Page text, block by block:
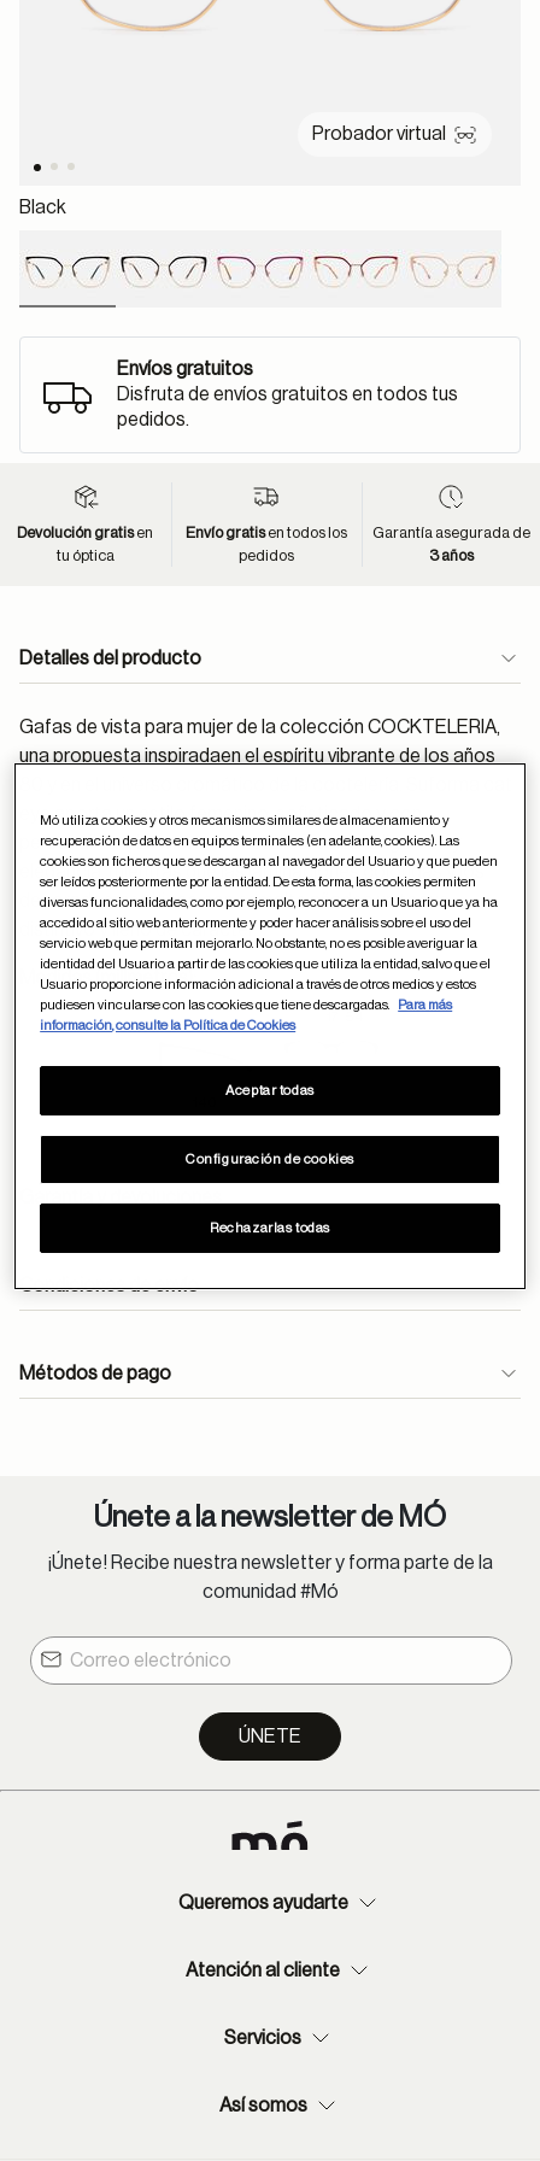
Probador virtual
Black
Envíos gratuitos
Disfruta de envíos gratuitos en todos tus
pedidos.
Devolución gratisen
tu óptica
Envío gratisen todos los
pedidos
Garantía asegurada de
3 años
Detalles del producto
Gafas de vista para mujer de la colección COCKTELERIA,
una propuesta inspiradaen el espíritu vibrante de los años
eye aporta un estilo femenino, sofisticado y con
personalidad. La montura metálicarealza la ligereza y
elegancia, mientras que las laminaciones coloridas y los
decoradosmetálicos con esmalte añaden un toque
distintivo y lleno de carácter.
Medidas (milímetros):
54
Condiciones de envío
En óptica, las lentes monofocales antirreflejantes se
Lima Metropolitana: 1-4 días hábiles.
Provincia: 2-8 días hábiles.
Lima Metropolitana: 1-9 días hábiles.
Provincia: 2-13 días hábiles.
Métodos de pago
Únete a la newsletter de MÓ
¡Únete! Recibe nuestra newsletter y forma parte de la
comunidad #Mó
ÚNETE
Queremos ayudarte
Atención al cliente
Servicios
Así somos
Mó utiliza cookies y otros mecanismos similares de almacenamiento y
recuperación de datos en equipos terminales (en adelante, cookies). Las
cookies son ficheros que se descargan al navegador del Usuario y que pueden
ser leídos posteriormente por la entidad. De esta forma, las cookies permiten
diversas funcionalidades, como por ejemplo, reconocer a un Usuario que ya ha
accedido al sitio web anteriormente y poder hacer análisis sobre el uso del
servicio web que permitan mejorarlo. No obstante, no es posible averiguar la
identidad del Usuario a partir de las cookies que utiliza la entidad, salvo que el
Usuario proporcione información adicional a través de otros medios y estos
pudiesen vincularse con las cookies que tiene descargadas.
Para más
información, consulte la Política de Cookies
Configuración de cookies
Rechazarlas todas
Aceptar todas